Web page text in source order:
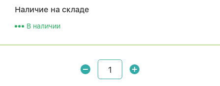
Наличие на складе
В наличии